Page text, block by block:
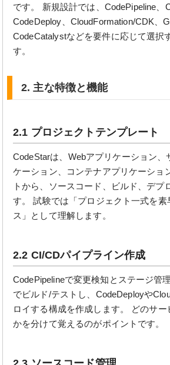
です。 新規設計では、CodePipeline、
CodeDeploy、CloudFormation/CDK、
CodeCatalystなどを要件に応じて選択
す。
2. 主な特徴と機能
2.1 プロジェクトテンプレート
CodeStarは、Webアプリケーション、
ケーション、コンテナアプリケーショ
トから、ソースコード、ビルド、デプ
す。 試験では「プロジェクト一式を
ス」として理解します。
2.2 CI/CDパイプライン作成
CodePipelineで変更検知とステージ管
でビルド/テストし、CodeDeployや
ロイする構成を作成します。 どのサー
かを分けて覚えるのがポイントです。